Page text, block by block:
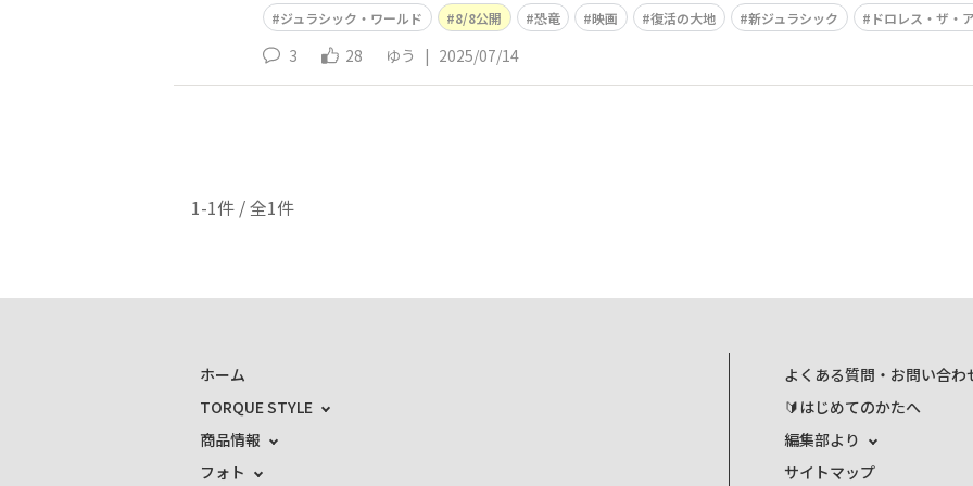
ジュラシック・ワールド 8/8公開 恐竜 映画 復活の大地 新ジュラシック ドロレス・ザ・
3 28 ゆう | 2025/07/14
1-1件 / 全1件
ホーム
TORQUE STYLE
商品情報
フォト
よくある質問・お問い合わ
🔰はじめてのかたへ
編集部より
サイトマップ